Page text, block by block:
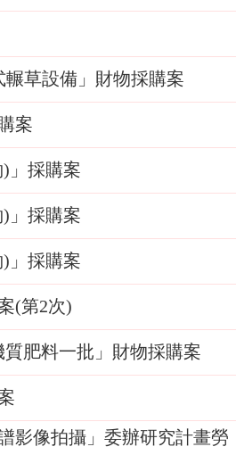
輾草設備」財物採購案
案
)」採購案
)」採購案
)」採購案
(第2次)
質肥料一批」財物採購案
影像拍攝」委辦研究計畫勞